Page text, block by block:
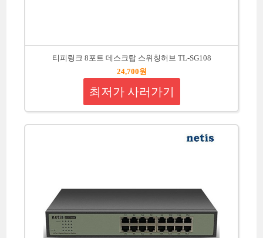
티피링크 8포트 데스크탑 스위칭허브 TL-SG108
24,700원
최저가 사러가기